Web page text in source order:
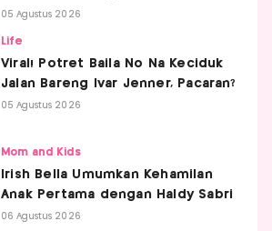
05 Agustus 2026
Life
Viral! Potret Baila No Na Keciduk
Jalan Bareng Ivar Jenner, Pacaran?
05 Agustus 2026
Mom and Kids
Irish Bella Umumkan Kehamilan
Anak Pertama dengan Haldy Sabri
06 Agustus 2026